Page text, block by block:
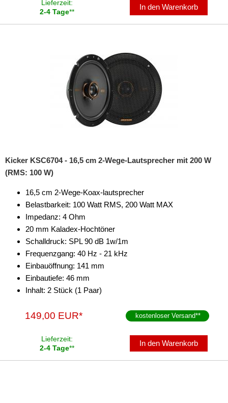
Lieferzeit:
2-4 Tage**
In den Warenkorb
Kicker KSC6704 - 16,5 cm 2-Wege-Lautsprecher mit 200 W
(RMS: 100 W)
16,5 cm 2-Wege-Koax-lautsprecher
Belastbarkeit: 100 Watt RMS, 200 Watt MAX
Impedanz: 4 Ohm
20 mm Kaladex-Hochtöner
Schalldruck: SPL 90 dB 1w/1m
Frequenzgang: 40 Hz - 21 kHz
Einbauöffnung: 141 mm
Einbautiefe: 46 mm
Inhalt: 2 Stück (1 Paar)
149,00 EUR* kostenloser Versand**
Lieferzeit:
2-4 Tage**
In den Warenkorb